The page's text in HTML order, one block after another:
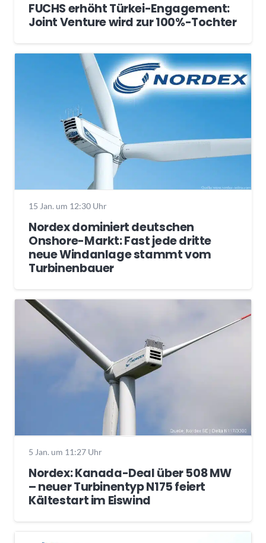
FUCHS erhöht Türkei-Engagement:
Joint Venture wird zur 100%-Tochter
15 Jan. um 12:30 Uhr
Nordex dominiert deutschen
Onshore-Markt: Fast jede dritte
neue Windanlage stammt vom
Turbinenbauer
5 Jan. um 11:27 Uhr
Nordex: Kanada-Deal über 508 MW
– neuer Turbinentyp N175 feiert
Kältestart im Eiswind